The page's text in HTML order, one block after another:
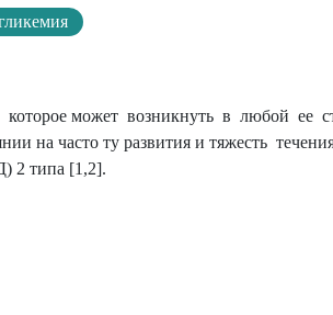
может возникнуть в любой ее
на часто ту развития и тяжесть
2 типа [1,2].